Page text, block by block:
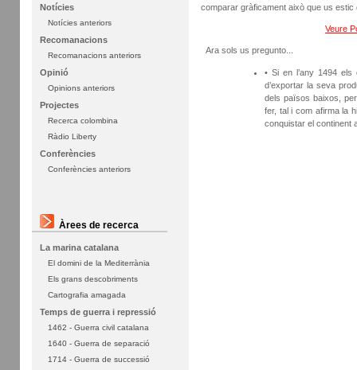
Notícies
Notícies anteriors
Recomanacions
Recomanacions anteriors
Opinió
Opinions anteriors
Projectes
Recerca colombina
Ràdio Liberty
Conferències
Conferències anteriors
Àrees de recerca
La marina catalana
El domini de la Mediterrània
Els grans descobriments
Cartografia amagada
Temps de guerra i repressió
1462 - Guerra civil catalana
1640 - Guerra de separació
1714 - Guerra de successió
comparar gràficament això que us
Veure
Ara sols us pregunto...
• Si en l’any 1494
d’exportar la seva
dels països baixos,
fer, tal i com afirma la
conquistar el continent